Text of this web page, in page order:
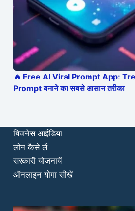
🔥 Free AI Viral Prompt App:
Prompt बनाने का सबसे आसान तरीका
बिजनेस आईडिया
लोन कैसे लें
सरकारी योजनायें
ऑनलाइन योगा सीखें